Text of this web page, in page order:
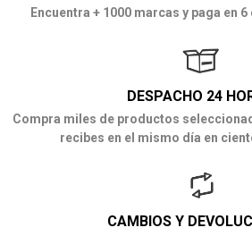
Encuentra + 1000 marcas y paga en
DESPACHO 24
Compra miles de productos
recibes en el mismo día en
CAMBIOS Y